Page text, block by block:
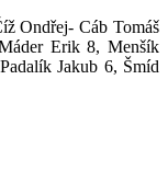
Ondřej- Cáb Tomáš
Erik 8, Menšík
Jakub 6, Šmíd